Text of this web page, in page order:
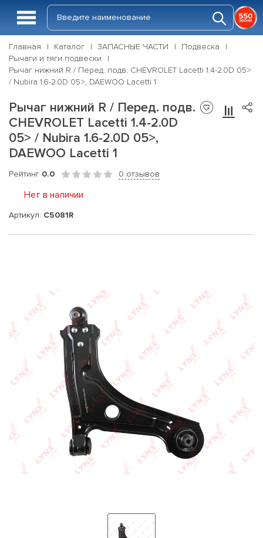
Главная Каталог ЗАПАСНЫЕ ЧАСТИ
Подвеска
Рычаги и тяги подвески
Рычаг нижний R / Перед. подв. CHEVROLET Lacetti 1.4-2.0D 05>
/ Nubira 1.6-2.0D 05>, DAEWOO Lacetti 1
Рычаг нижний R / Перед. подв.
CHEVROLET Lacetti 1.4-2.0D
05> / Nubira 1.6-2.0D 05>,
DAEWOO Lacetti 1
Рейтинг 0.0 0 отзывов
Нет в наличии
Артикул: C5081R